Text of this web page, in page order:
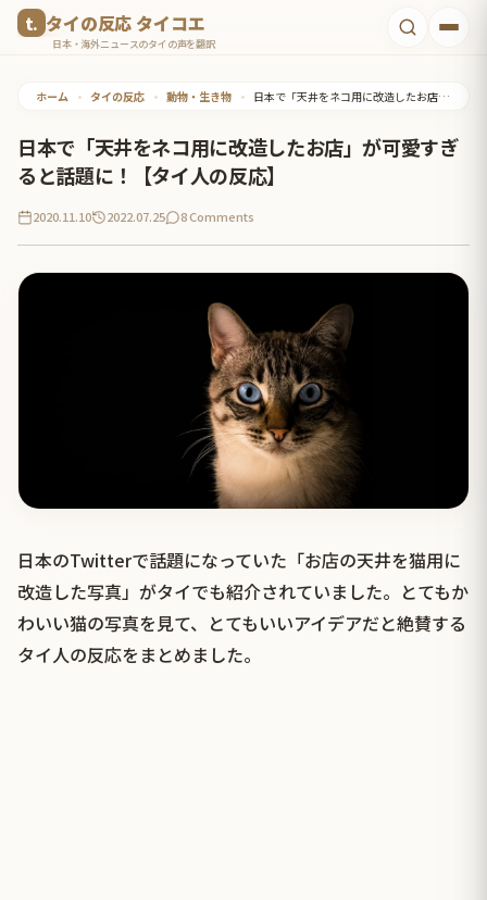
タイの反応 タイコエ
日本・海外ニュースのタイの声を翻訳
ホーム • タイの反応 • 動物・生き物 • 日本で「天井をネコ用に改造したお店」が可愛すぎると話題に！【タイ人の反応】
日本で「天井をネコ用に改造したお店」が可愛すぎ
ると話題に！【タイ人の反応】
2020.11.10 2022.07.25 8 Comments
日本のTwitterで話題になっていた「お店の天井を猫用に
改造した写真」がタイでも紹介されていました。とてもか
わいい猫の写真を見て、とてもいいアイデアだと絶賛する
タイ人の反応をまとめました。